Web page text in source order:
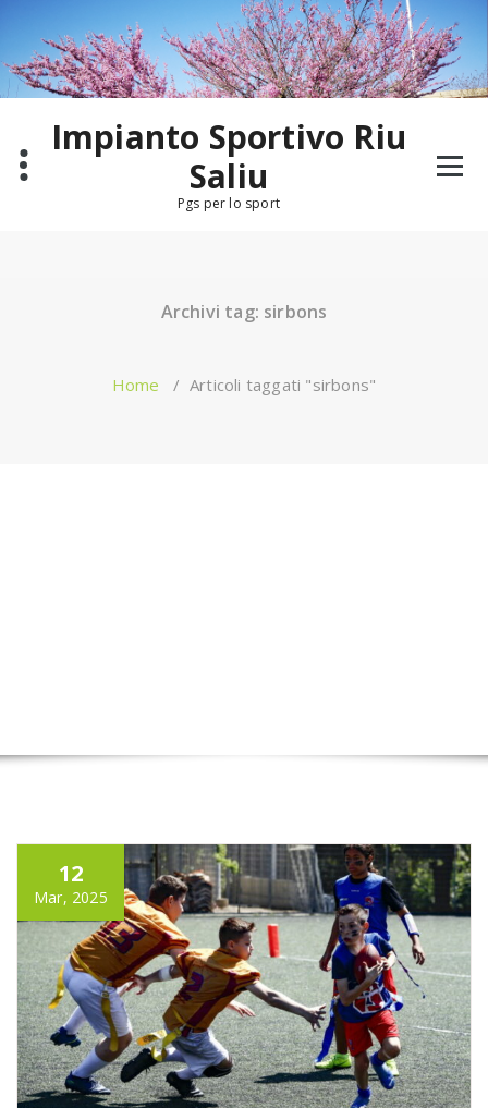
contenuto
Impianto Sportivo Riu
Saliu
Pgs per lo sport
Archivi tag: sirbons
Home / Articoli taggati "sirbons"
12
Mar, 2025